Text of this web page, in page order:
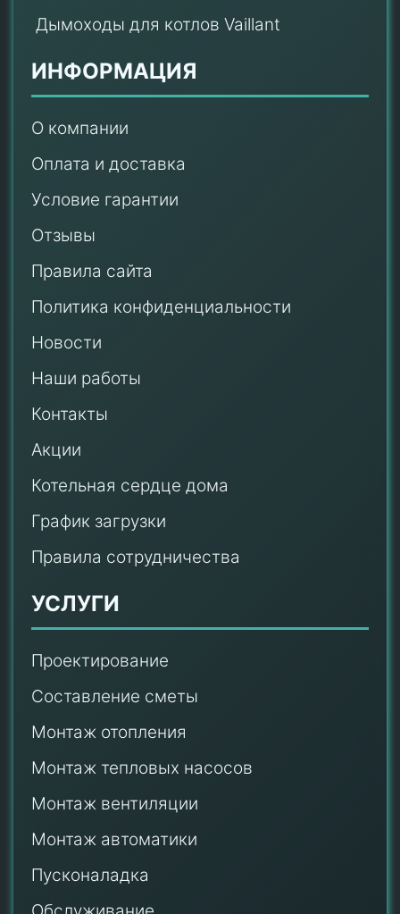
Дымоходы для котлов Vaillant
ИНФОРМАЦИЯ
О компании
Оплата и доставка
Условие гарантии
Отзывы
Правила сайта
Политика конфиденциальности
Новости
Наши работы
Контакты
Акции
Котельная сердце дома
График загрузки
Правила сотрудничества
УСЛУГИ
Проектирование
Составление сметы
Монтаж отопления
Монтаж тепловых насосов
Монтаж вентиляции
Монтаж автоматики
Пусконаладка